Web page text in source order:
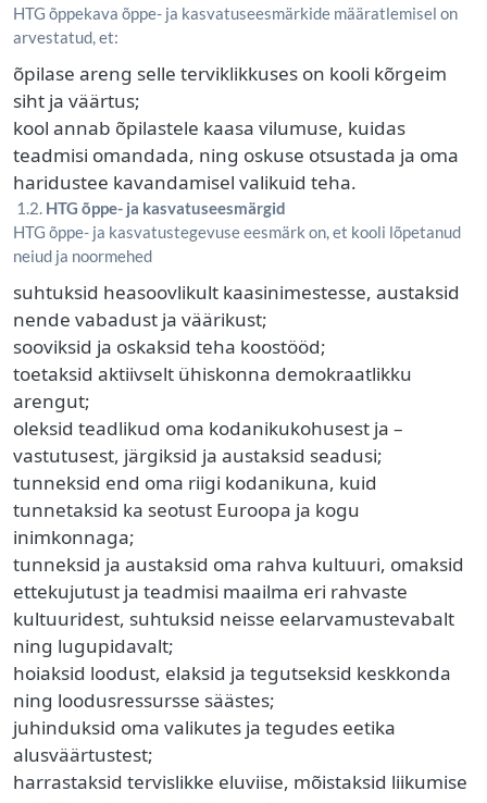
HTG õppekava õppe- ja kasvatuseesmärkide määratlemisel on
arvestatud, et:
õpilase areng selle terviklikkuses on kooli kõrgeim
siht ja väärtus;
kool annab õpilastele kaasa vilumuse, kuidas
teadmisi omandada, ning oskuse otsustada ja oma
haridustee kavandamisel valikuid teha.
1.2. HTG õppe- ja kasvatuseesmärgid
HTG õppe- ja kasvatustegevuse eesmärk on, et kooli lõpetanud
neiud ja noormehed
suhtuksid heasoovlikult kaasinimestesse, austaksid
nende vabadust ja väärikust;
sooviksid ja oskaksid teha koostööd;
toetaksid aktiivselt ühiskonna demokraatlikku
arengut;
oleksid teadlikud oma kodanikukohusest ja –
vastutusest, järgiksid ja austaksid seadusi;
tunneksid end oma riigi kodanikuna, kuid
tunnetaksid ka seotust Euroopa ja kogu
inimkonnaga;
tunneksid ja austaksid oma rahva kultuuri, omaksid
ettekujutust ja teadmisi maailma eri rahvaste
kultuuridest, suhtuksid neisse eelarvamustevabalt
ning lugupidavalt;
hoiaksid loodust, elaksid ja tegutseksid keskkonda
ning loodusressursse säästes;
juhinduksid oma valikutes ja tegudes eetika
alusväärtustest;
harrastaksid tervislikke eluviise, mõistaksid liikumise